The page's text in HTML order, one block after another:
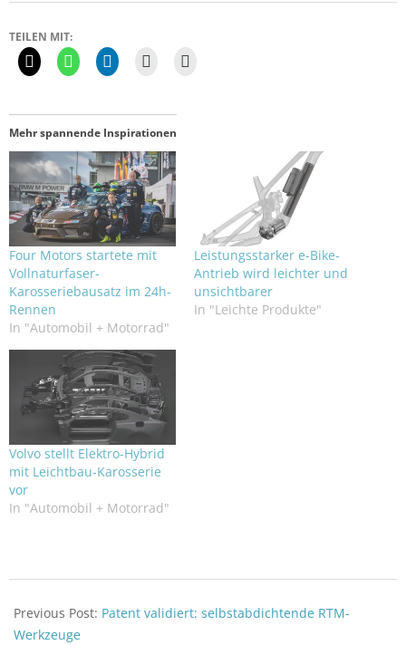
TEILEN MIT:
Mehr spannende Inspirationen
Four Motors startete mit
Vollnaturfaser-
Karosseriebausatz im 24h-
Rennen
In "Automobil + Motorrad"
Leistungsstarker e-Bike-
Antrieb wird leichter und
unsichtbarer
In "Leichte Produkte"
Volvo stellt Elektro-Hybrid
mit Leichtbau-Karosserie
vor
In "Automobil + Motorrad"
10-
20
Previous Post: Patent validiert: selbstabdichtende RTM-
Werkzeuge